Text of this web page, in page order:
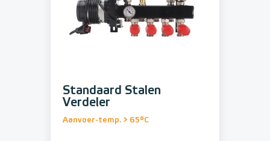
Standaard Stalen
Verdeler
Aanvoer-temp. > 65°C